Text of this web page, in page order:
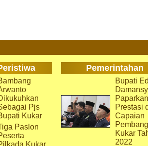
Pemerintahan
Pjs
Kukar
Paslon
Kukar
Bupati
Paparkan
Prestasi
Capaian
Kukar
2022